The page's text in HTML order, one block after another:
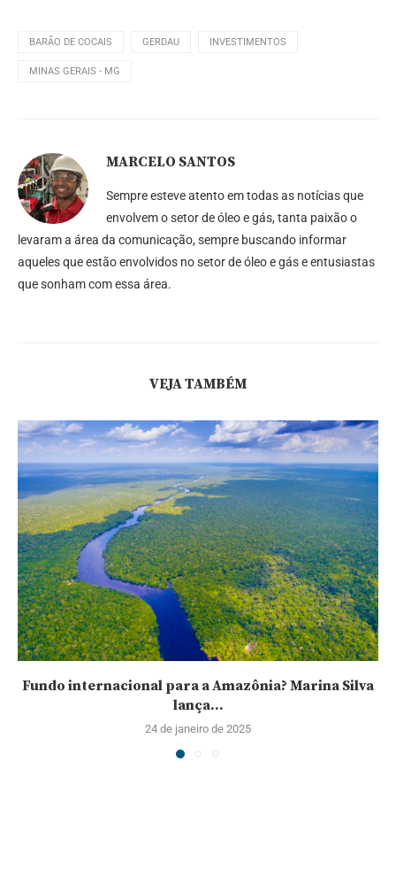
BARÃO DE COCAIS GERDAU INVESTIMENTOS
MINAS GERAIS - MG
MARCELO SANTOS
Sempre esteve atento em todas as notícias que
envolvem o setor de óleo e gás, tanta paixão o
levaram a área da comunicação, sempre buscando informar
aqueles que estão envolvidos no setor de óleo e gás e entusiastas
que sonham com essa área.
VEJA TAMBÉM
Fundo internacional para a Amazônia? Marina Silva
lança...
24 de janeiro de 2025